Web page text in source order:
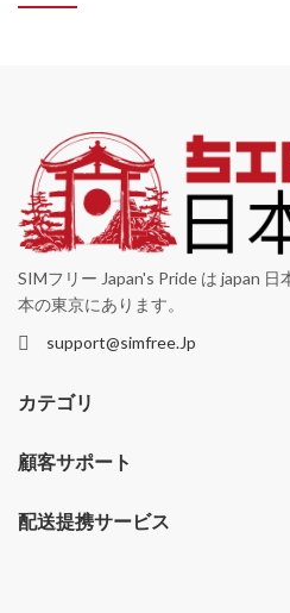
SIMフリー Japan's Pride は japan
本の東京にあります。
support@simfree.Jp
カテゴリ
顧客サポート
配送提携サービス